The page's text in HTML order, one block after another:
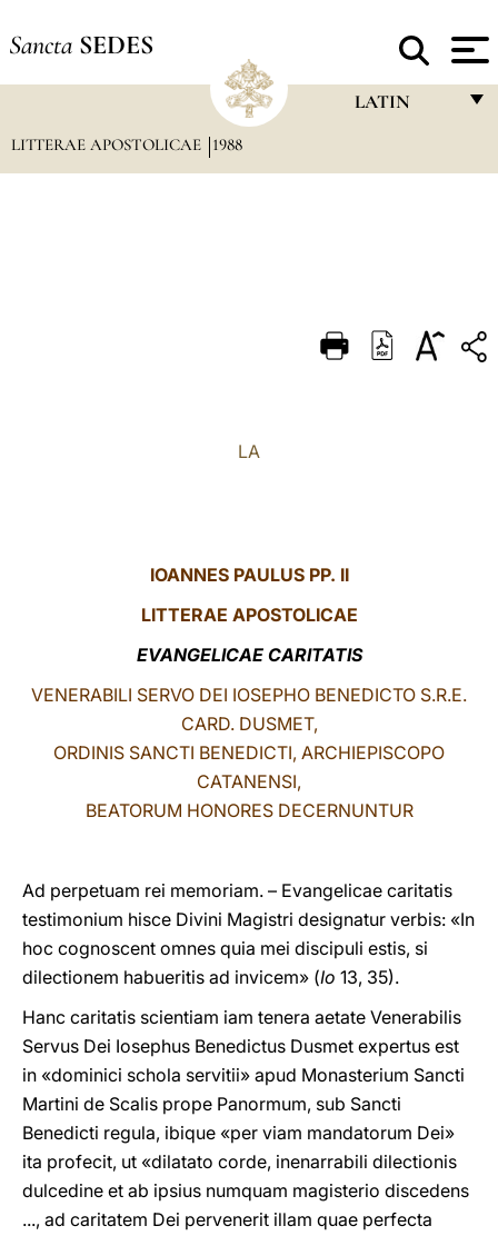
Sancta SEDES
LATIN
DEUTSCH
LITTERAE APOSTOLICAE 1988
LA
IOANNES PAULUS PP. II
LITTERAE APOSTOLICAE
EVANGELICAE CARITATIS
VENERABILI SERVO DEI IOSEPHO BENEDICTO S.R.E.
CARD. DUSMET,
ORDINIS SANCTI BENEDICTI, ARCHIEPISCOPO
CATANENSI,
BEATORUM HONORES DECERNUNTUR
Ad perpetuam rei memoriam. – Evangelicae caritatis
testimonium hisce Divini Magistri designatur verbis: «In
hoc cognoscent omnes quia mei discipuli estis, si
dilectionem habueritis ad invicem» (Io 13, 35).
Hanc caritatis scientiam iam tenera aetate Venerabilis
Servus Dei Iosephus Benedictus Dusmet expertus est
in «dominici schola servitii» apud Monasterium Sancti
Martini de Scalis prope Panormum, sub Sancti
Benedicti regula, ibique «per viam mandatorum Dei»
ita profecit, ut «dilatato corde, inenarrabili dilectionis
dulcedine et ab ipsius numquam magisterio discedens
..., ad caritatem Dei pervenerit illam quae perfecta